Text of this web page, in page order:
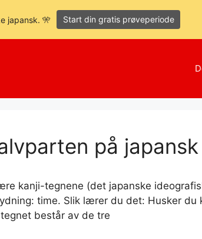
på
kanji-tegnene (det japanske
time. Slik lærer du det: Husker
består av de tre
japansk. 🎌 Start din gratis prøveperiode